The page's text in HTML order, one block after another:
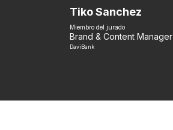
Tiko Sanchez
Miembro del jurado
Brand & Content Manager
DaviBank